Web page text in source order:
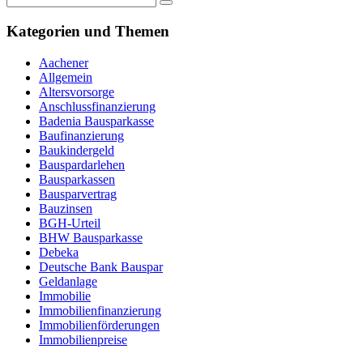
Kategorien und Themen
Aachener
Allgemein
Altersvorsorge
Anschlussfinanzierung
Badenia Bausparkasse
Baufinanzierung
Baukindergeld
Bauspardarlehen
Bausparkassen
Bausparvertrag
Bauzinsen
BGH-Urteil
BHW Bausparkasse
Debeka
Deutsche Bank Bauspar
Geldanlage
Immobilie
Immobilienfinanzierung
Immobilienförderungen
Immobilienpreise